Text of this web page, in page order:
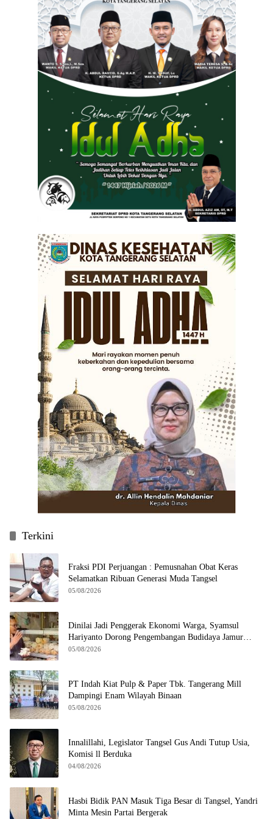
Terkini
Fraksi PDI Perjuangan : Pemusnahan Obat Keras
Selamatkan Ribuan Generasi Muda Tangsel
05/08/2026
Dinilai Jadi Penggerak Ekonomi Warga, Syamsul
Hariyanto Dorong Pengembangan Budidaya Jamur
Crispy di Serpong
05/08/2026
PT Indah Kiat Pulp & Paper Tbk. Tangerang Mill
Dampingi Enam Wilayah Binaan
05/08/2026
Innalillahi, Legislator Tangsel Gus Andi Tutup Usia,
Komisi ll Berduka
04/08/2026
Hasbi Bidik PAN Masuk Tiga Besar di Tangsel, Yandri
Minta Mesin Partai Bergerak